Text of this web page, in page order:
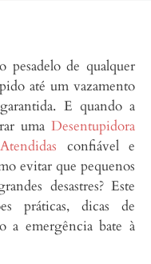
pesadelo de qualquer
até um vazamento
E quando a
uma Desentupidora
confiável e
evitar que pequenos
desastres? Este
práticas, dicas de
a emergência bate à